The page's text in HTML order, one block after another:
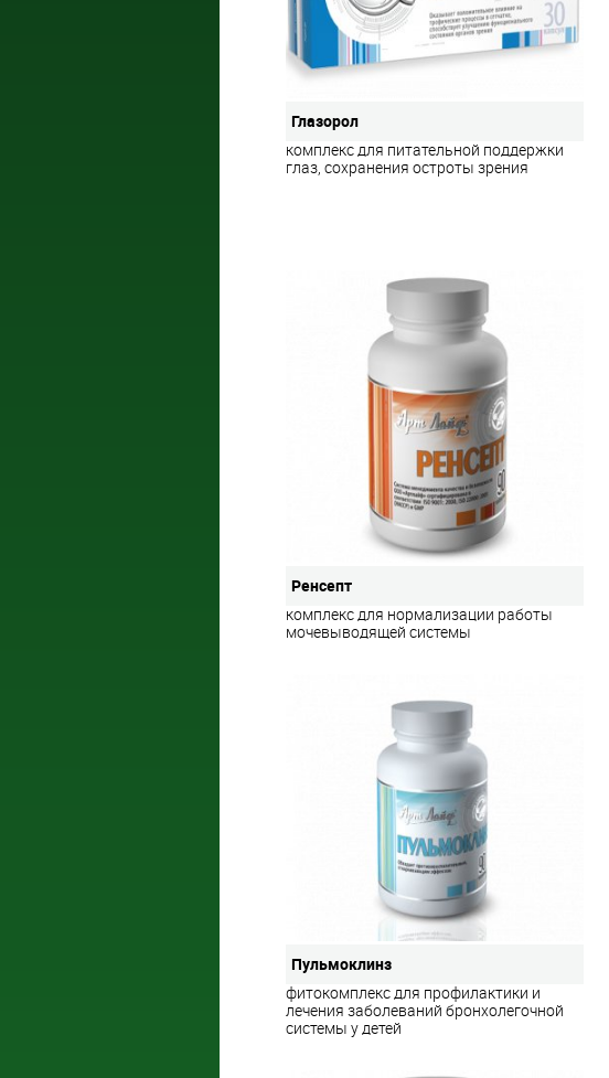
Глазорол
комплекс для питательной поддержки
глаз, сохранения остроты зрения
Ренсепт
комплекс для нормализации работы
мочевыводящей системы
Пульмоклинз
фитокомплекс для профилактики и
лечения заболеваний бронхолегочной
системы у детей